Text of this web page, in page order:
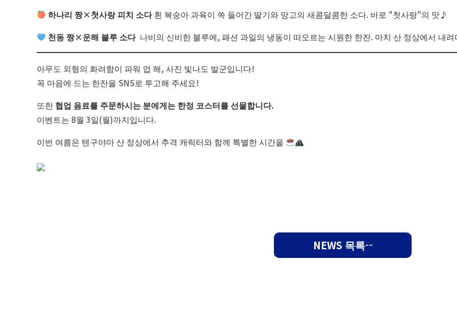
하나리 짱×첫사랑 피치 소다흰 복숭아 과육이 쏙 들어간 딸기와 망고의 새콤달콤한 소다. 바로 "첫사랑"의 맛♪
천동 짱×운해 블루 소다나비의 신비한 블루에, 패션 과일의 냉동이 떠오르는 시원한 한잔. 마치 산 정상에서 내
아무도 외형의 화려함이 파워 업 해, 사진 빛나도 발군입니다!
꼭 마음에 드는 한잔을 SNS로 투고해 주세요!
또한 협업 음료를 주문하시는 분에게는 한정 코스터를 선물합니다.
이벤트는 8월 3일(월)까지입니다.
이번 여름은 텐구야마 산 정상에서 추격 캐릭터와 함께 특별한 시간을
NEWS 목록